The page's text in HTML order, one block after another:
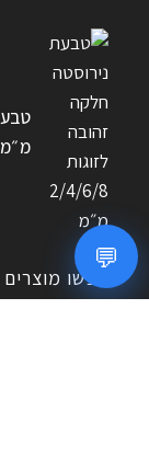
מ״מ
חפשו מוצרים
💬